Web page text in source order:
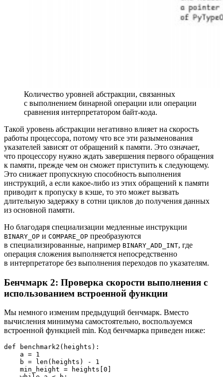
Количество уровней абстракции, связанных
с выполнением бинарной операции или операции
сравнения интерпретатором байт‑кода.
Такой уровень абстракции негативно влияет на скорость
работы процессора, потому что все эти разыменования
указателей зависят от обращений к памяти. Это означает,
что процессору нужно ждать завершения первого обращения
к памяти, прежде чем он сможет приступить к следующему.
Это снижает пропускную способность выполнения
инструкций, а если какое‑либо из этих обращений к памяти
приводит к пропуску в кэше, то это может вызвать
длительную задержку в сотни циклов до получения данных
из основной памяти.
Но благодаря специализации медленные инструкции
BINARY_OP и COMPARE_OP преобразуются
в специализированные, например BINARY_ADD_INT, где
операция сложения выполняется непосредственно
в интерпретаторе без выполнения переходов по указателям.
Бенчмарк 2: Проверка скорости выполнения с
использованием встроенной функции
Мы немного изменим предыдущий бенчмарк. Вместо
вычисления минимума самостоятельно, воспользуемся
встроенной функцией min. Код бенчмарка приведен ниже:
def benchmark2(heights):
    a = 1
    b = len(heights) - 1
    min_height = heights[0]